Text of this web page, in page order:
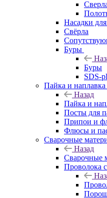
Насадки
Свёрла
Буры
Буры
SDS-
Пайка и наплавка
Назад
Пайка и
Посты для
Припои и
Флюсы и
Сварочные
Назад
Сварочные
Проволока